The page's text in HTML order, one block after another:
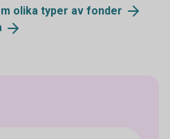
olika typer av fonder